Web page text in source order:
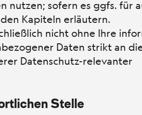
nutzen; sofern es ggfs. für
Kapiteln erläutern.
nicht ohne Ihre
Daten strikt an
Datenschutz-relevanter
Stelle